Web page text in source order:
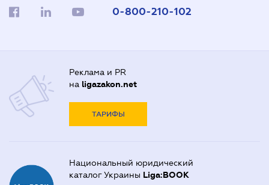
0-800-210-102
Реклама и PR
на ligazakon.net
ТАРИФЫ
Национальный юридический
каталог Украины Liga:BOOK